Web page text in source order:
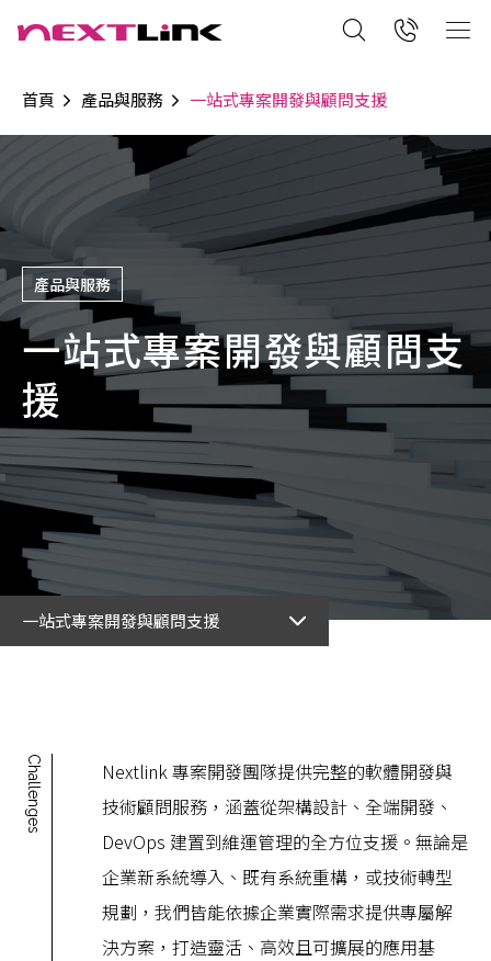
首頁 產品與服務 一站式專案開發與顧問支援
產品與服務
一站式專案開發與顧問支
援
一站式專案開發與顧問支援
Challenges
Nextlink 專案開發團隊提供完整的軟體開發與
技術顧問服務，涵蓋從架構設計、全端開發、
DevOps 建置到維運管理的全方位支援。無論是
企業新系統導入、既有系統重構，或技術轉型
規劃，我們皆能依據企業實際需求提供專屬解
決方案，打造靈活、高效且可擴展的應用基